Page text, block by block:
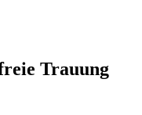
Trauung